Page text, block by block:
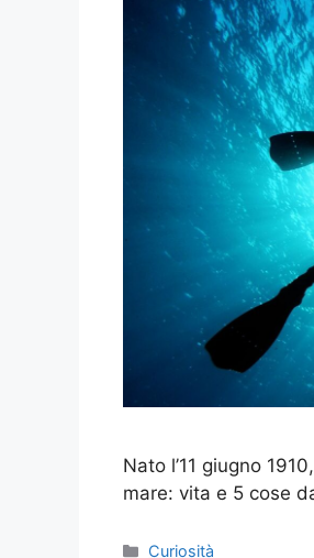
Nato l’11 giugno
mare: vita e 5 cose
Categorie
Curiosità